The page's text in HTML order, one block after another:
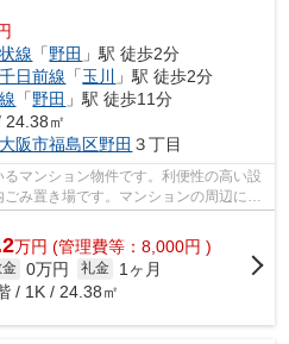
線 「野田 」駅 徒歩2分
日前線 「玉川
」駅 徒歩2分
「野田 」駅 徒歩11分
24.38㎡
大阪市福島区野田 ３丁目
マンション物件です。利便性の高い設
み置き場です。マンションの周辺に駅
万円 (管理費等：8,000円 )
金 0万円 礼金
1ヶ月
/ 1K / 24.38㎡